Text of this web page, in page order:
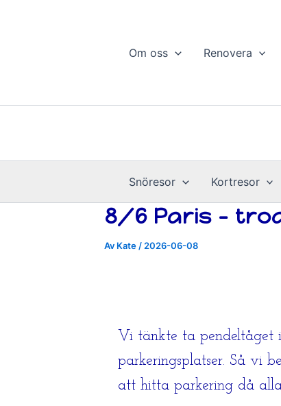
Om oss Renovera
Snöresor Kortresor
8/6 Paris –
Av Kate / 2026-06-08
Vi tänkte ta pendeltåget
parkeringsplatser. Så vi
att hitta parkering då